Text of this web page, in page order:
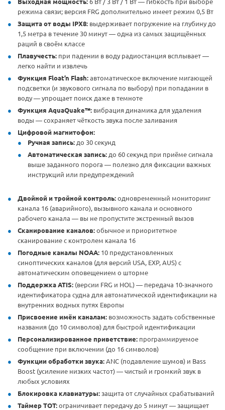
режима связи; версия FRG дополнительно имеет режим 0,5 Вт
Защита от воды IPX8: выдерживает погружение на глубину до
1,5 метра в течение 30 минут — одна из самых защищённых
раций в своём классе
Плавучесть: при падении в воду радиостанция всплывает —
легко найти и извлечь
Функция Float’n Flash:автоматическое включение мигающей
подсветки (и звукового сигнала по выбору) при попадании в
воду — упрощает поиск даже в темноте
Функция AquaQuake™: вибрация динамика для удаления
воды — сохраняет чёткость звука после заливания
Цифровой магнитофон:
Ручная запись: до 30 секунд
Автоматическая запись: до 60 секунд при приёме сигнала
выше заданного порога — полезно для фиксации важных
инструкций или предупреждений
Двойной и тройной контроль:одновременный мониторинг
канала 16 (аварийного), вызывного канала и основного
рабочего канала — вы не пропустите экстренный вызов
Сканирование каналов:обычное и приоритетное
сканирование с контролем канала 16
Погодные каналы NOAA: 10 предустановленных
синоптических каналов (для версий USA, EXP, AUS) с
автоматическим оповещением о шторме
Поддержка ATIS: (версии FRG и HOL) — передача 10-значного
идентификатора судна для автоматической идентификации на
внутренних водных путях Европы
Присвоение имён каналам: возможность задать собственные
названия (до 10 символов) для быстрой идентификации
Персонализированное приветствие: программируемое
сообщение при включении (до 16 символов)
Функции обработки звука:ANC (подавление шумов) и Bass
Boost (усиление низких частот) — чистый и громкий звук в
любых условиях
Блокировка клавиатуры:защита от случайных срабатываний
Таймер TOT:ограничивает передачу до 5 минут — защищает